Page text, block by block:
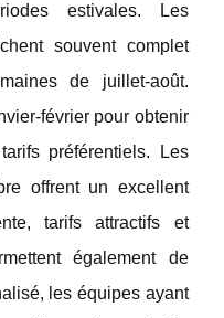
estivales. Les
souvent complet
de juillet-août.
février pour obtenir
préférentiels. Les
offrent un excellent
tarifs attractifs et
également de
les équipes ayant